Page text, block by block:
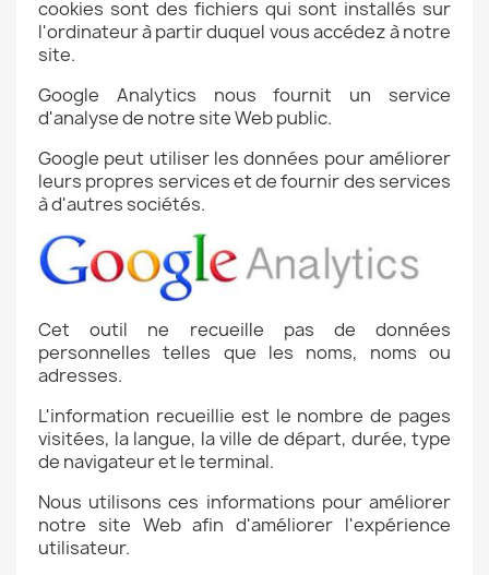
cookies sont des fichiers qui sont installés sur
l'ordinateur à partir duquel vous accédez à notre
site.
Google Analytics nous fournit un service
d'analyse de notre site Web public.
Google peut utiliser les données pour améliorer
leurs propres services et de fournir des services
à d'autres sociétés.
Cet outil ne recueille pas de données
personnelles telles que les noms, noms ou
adresses.
L'information recueillie est le nombre de pages
visitées, la langue, la ville de départ, durée, type
de navigateur et le terminal.
Nous utilisons ces informations pour améliorer
notre site Web afin d'améliorer l'expérience
utilisateur.